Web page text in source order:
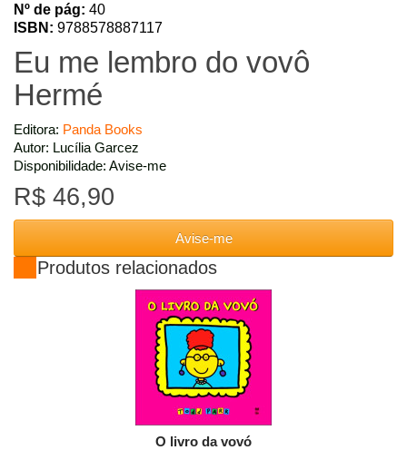
Nº de pág: 40
ISBN: 9788578887117
Eu me lembro do vovô
Hermé
Editora: Panda Books
Autor: Lucília Garcez
Disponibilidade: Avise-me
R$ 46,90
Avise-me
Produtos relacionados
O livro da vovó